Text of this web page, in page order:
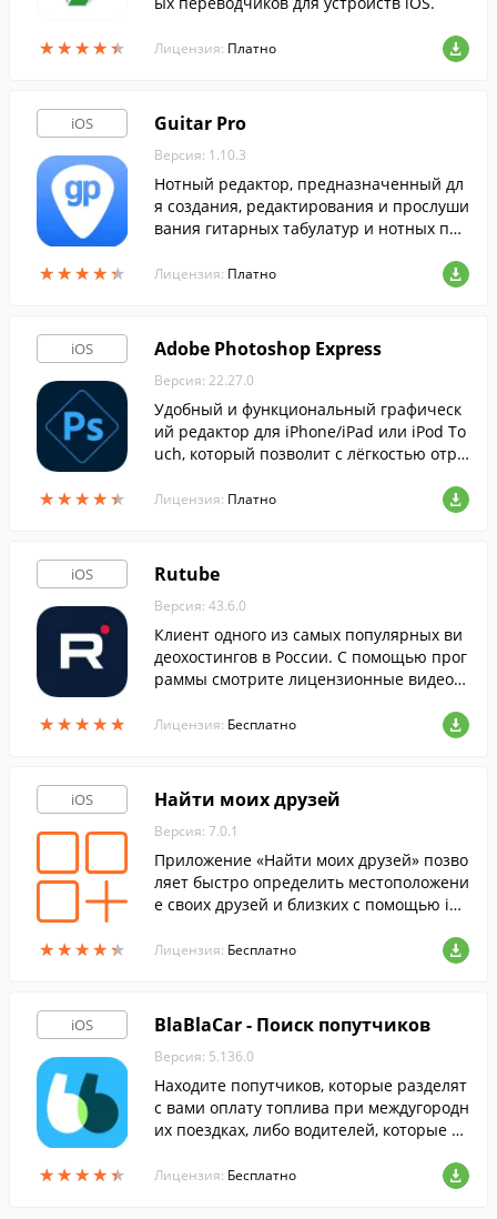
★★★★★
★★★★★ Лицензия: Платно
iOS
★★★★★
★★★★★
Guitar Pro
Версия: 1.10.3
Нотный редактор, предназначенный дл
я создания, редактирования и прослуши
вания гитарных табулатур и нотных пар
Лицензия: Платно
iOS
★★★★★
★★★★★
Adobe Photoshop Express
Версия: 22.27.0
Удобный и функциональный графическ
ий редактор для iPhone/iPad или iPod To
uch, который позволит с лёгкостью отре
находясь вдали от компьютера.
Лицензия: Платно
iOS
★★★★★
★★★★★
Rutube
Версия: 43.6.0
Клиент одного из самых популярных ви
деохостингов в России. С помощью прог
раммы смотрите лицензионные видеор
ики, загруженные пользователями ресу
Лицензия: Бесплатно
iOS
★★★★★
★★★★★
Найти моих друзей
Версия: 7.0.1
Приложение «Найти моих друзей» позво
ляет быстро определить местоположени
е своих друзей и близких с помощью iPh
Лицензия: Бесплатно
iOS
★★★★★
★★★★★
BlaBlaCar - Поиск попутчиков
Версия: 5.136.0
Находите попутчиков, которые разделят
с вами оплату топлива при междугородн
их поездках, либо водителей, которые до
м на других видах транспорта.
Лицензия: Бесплатно